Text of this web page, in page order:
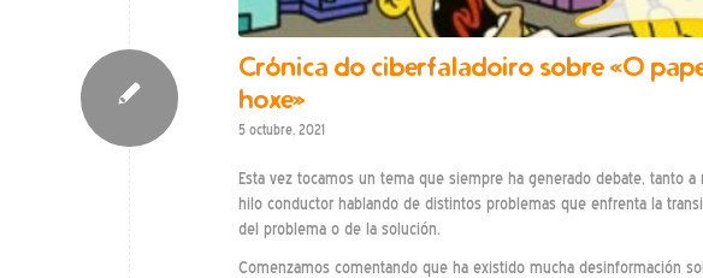
Crónica do ciberfaladoiro sobre «O
hoxe»
5 octubre, 2021
Esta vez tocamos un tema que siempre ha generado debate, tanto
hilo conductor hablando de distintos problemas que enfrenta la
del problema o de la solución.
Comenzamos comentando que ha existido mucha desinformación